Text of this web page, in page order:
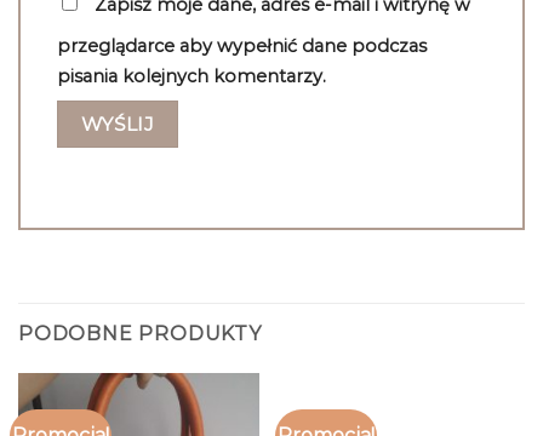
Zapisz moje dane, adres e-mail i witrynę w
przeglądarce aby wypełnić dane podczas
pisania kolejnych komentarzy.
PODOBNE PRODUKTY